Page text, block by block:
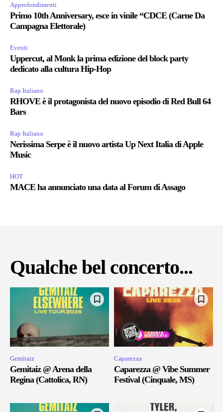
Approfondimenti
Primo 10th Anniversary, esce in vinile “CDCE (Carne Da
Campagna Elettorale)
Eventi
Uppercut, al Monk la prima edizione del block party
dedicato alla cultura Hip-Hop
Rap Italiano
RHOVE è il protagonista del nuovo episodio di Red Bull 64
Bars
Rap Italiano
Nerissima Serpe è il nuovo artista Up Next Italia di Apple
Music
HOT
MACE ha annunciato una data al Forum di Assago
Qualche bel concerto...
Gemitaiz
Gemitaiz @ Arena della
Regina (Cattolica, RN)
Caparezza
Caparezza @ Vibe Summer
Festival (Cinquale, MS)